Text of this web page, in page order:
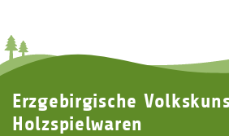
Erzgebirgische
Holzspielwaren